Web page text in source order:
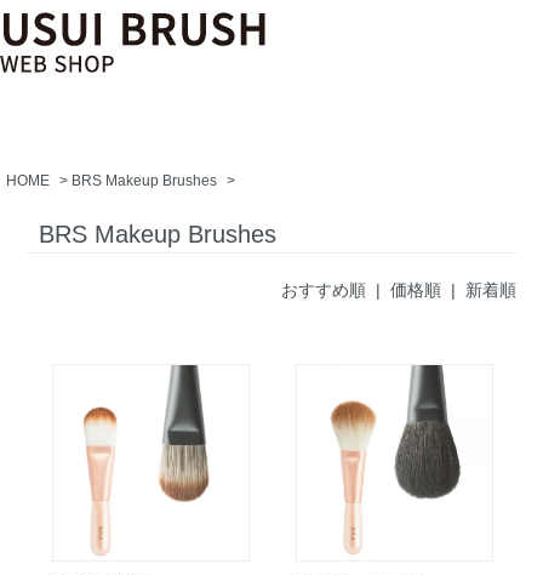
HOME > BRS Makeup Brushes >
BRS Makeup Brushes
おすすめ順| 価格順 | 新着順